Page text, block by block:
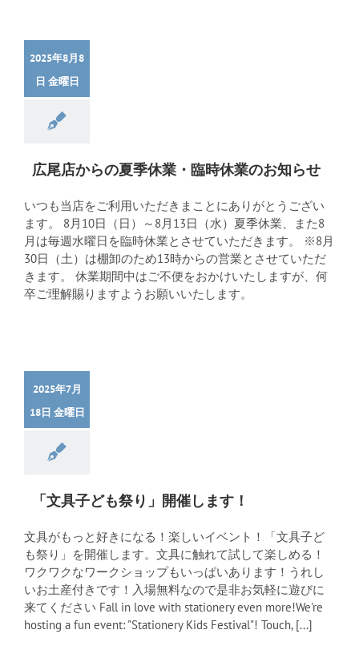
2025年8月8
日 金曜日
広尾店からの夏季休業・臨時休業のお知らせ
いつも当店をご利用いただきまことにありがとうござい
ます。 8月10日（日）～8月13日（水）夏季休業、また8
月は毎週水曜日を臨時休業とさせていただきます。 ※8月
30日（土）は棚卸のため13時からの営業とさせていただ
きます。 休業期間中はご不便をおかけいたしますが、何
卒ご理解賜りますようお願いいたします。
2025年7月
18日 金曜日
「文具子ども祭り」開催します！
文具がもっと好きになる！楽しいイベント！「文具子ど
も祭り」を開催します。文具に触れて試して楽しめる！
ワクワクなワークショップもいっぱいあります！うれし
いお土産付きです！入場無料なので是非お気軽に遊びに
来てください Fall in love with stationery even more!We're
hosting a fun event: "Stationery Kids Festival"! Touch, [...]